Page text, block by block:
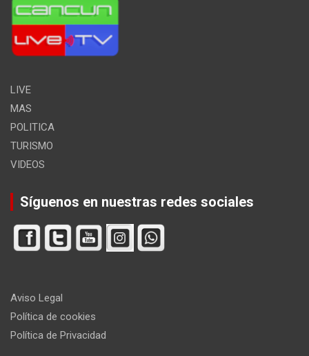
LIVE
MAS
POLITICA
TURISMO
VIDEOS
Síguenos en nuestras redes sociales
Aviso Legal
Política de cookies
Política de Privacidad